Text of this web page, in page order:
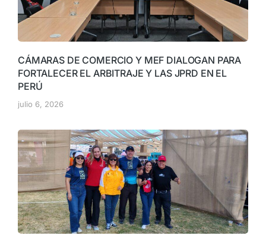
CÁMARAS DE COMERCIO Y MEF DIALOGAN PARA
FORTALECER EL ARBITRAJE Y LAS JPRD EN EL
PERÚ
julio 6, 2026